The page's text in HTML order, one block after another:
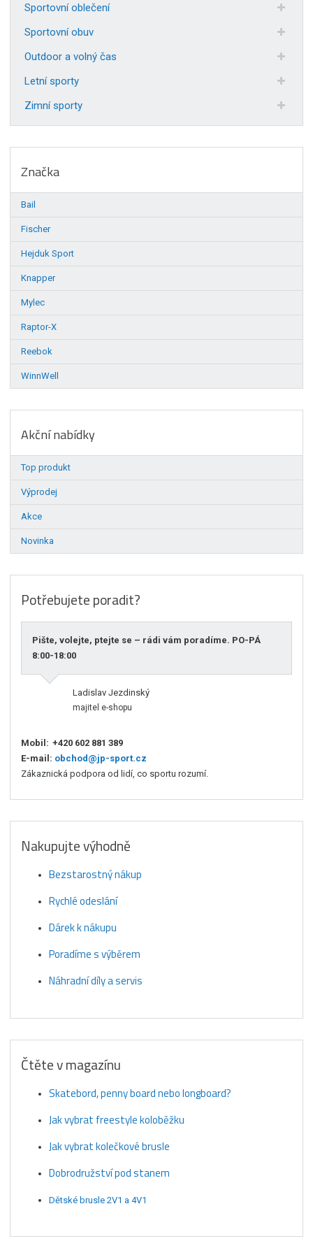
Sportovní oblečení
Sportovní obuv
Outdoor a volný čas
Letní sporty
Zimní sporty
Značka
Bail
Fischer
Hejduk Sport
Knapper
Mylec
Raptor-X
Reebok
WinnWell
Akční nabídky
Top produkt
Výprodej
Akce
Novinka
Potřebujete poradit?
Pište, volejte, ptejte se – rádi vám poradíme. PO-PÁ
8:00-18:00
Ladislav Jezdinský
majitel e-shopu
Mobil: +420 602 881 389
E-mail: obchod@jp-sport.cz
Zákaznická podpora od lidí, co sportu rozumí.
Nakupujte výhodně
Bezstarostný nákup
Rychlé odeslání
Dárek k nákupu
Poradíme s výběrem
Náhradní díly a servis
Čtěte v magazínu
Skatebord, penny board nebo longboard?
Jak vybrat freestyle koloběžku
Jak vybrat kolečkové brusle
Dobrodružství pod stanem
Dětské brusle 2V1 a 4V1